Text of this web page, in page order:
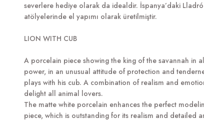
severlere hediye olarak da idealdir. İspanya’daki Lladró
atölyelerinde el yapımı olarak üretilmiştir.
LION WITH CUB
A porcelain piece showing the king of the savannah in
power, in an unusual attitude of protection and
plays with his cub. A combination of realism and
delight all animal lovers.
The matte white porcelain enhances the perfect
piece, which is outstanding for its realism and detailed